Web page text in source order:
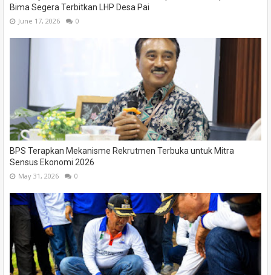
Bima Segera Terbitkan LHP Desa Pai
June 17, 2026 0
BPS Terapkan Mekanisme Rekrutmen Terbuka untuk Mitra
Sensus Ekonomi 2026
May 31, 2026 0